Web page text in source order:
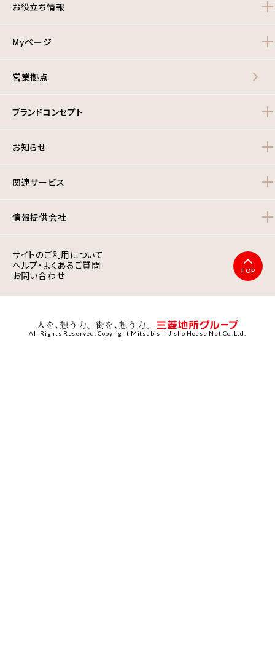
お役立ち情報
Myページ
営業拠点
ブランドコンセプト
お知らせ
関連サービス
情報提供会社
サイトのご利用について
ヘルプ・よくあるご質問
お問い合わせ
TOP
All Rights Reserved. Copyright Mitsubishi Jisho House Net Co.,Ltd.